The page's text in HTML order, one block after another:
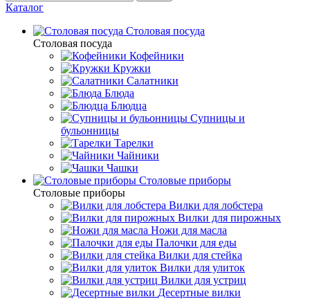
Каталог
Столовая посуда
Столовая посуда
Кофейники
Кружки
Салатники
Блюда
Блюдца
Супницы и
бульонницы
Тарелки
Чайники
Чашки
Cтоловые приборы
Cтоловые приборы
Вилки для лобстера
Вилки для пирожных
Ножи для масла
Палочки для еды
Вилки для стейка
Вилки для улиток
Вилки для устриц
Десертные вилки